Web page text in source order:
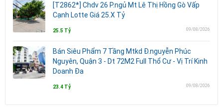
[T2862*] Chdv 26 P.ngủ Mt Lê Thị Hồng Gò Vấp
Cạnh Lotte Giá 25.X Tỷ
25.5 Tỷ 09/08/2026
Bán Siêu Phẩm 7 Tầng Mtkd Đ.nguyễn Phúc
Nguyên, Quận 3 - Dt 72M2 Full Thổ Cư - Vị Trí Kinh
Doanh Đa
23.4 Tỷ 09/08/2026